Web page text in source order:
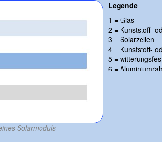
Solarmoduls
Legende
1 = Glas
2 = Kunststoff-
3 = Solarzellen
4 = Kunststoff-
5 =
6 =